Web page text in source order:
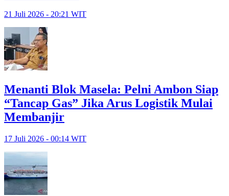
21 Juli 2026 - 20:21 WIT
Menanti Blok Masela: Pelni Ambon Siap
“Tancap Gas” Jika Arus Logistik Mulai
Membanjir
17 Juli 2026 - 00:14 WIT